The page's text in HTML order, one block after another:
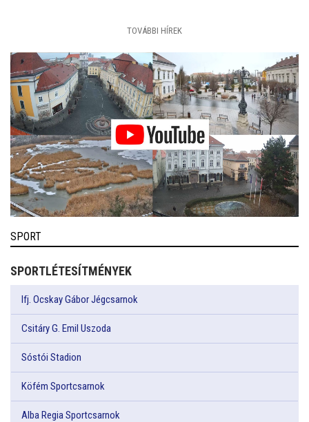
TOVÁBBI HÍREK
SPORT
SPORTLÉTESÍTMÉNYEK
Ifj. Ocskay Gábor Jégcsarnok
Csitáry G. Emil Uszoda
Sóstói Stadion
Köfém Sportcsarnok
Alba Regia Sportcsarnok